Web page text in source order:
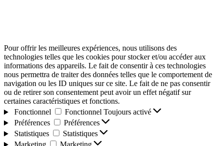
Pour offrir les meilleures expériences, nous utilisons des
technologies telles que les cookies pour stocker et/ou accéder aux
informations des appareils. Le fait de consentir à ces technologies
nous permettra de traiter des données telles que le comportement de
navigation ou les ID uniques sur ce site. Le fait de ne pas consentir
ou de retirer son consentement peut avoir un effet négatif sur
certaines caractéristiques et fonctions.
Fonctionnel
Fonctionnel Toujours activé
Préférences
Préférences
Statistiques
Statistiques